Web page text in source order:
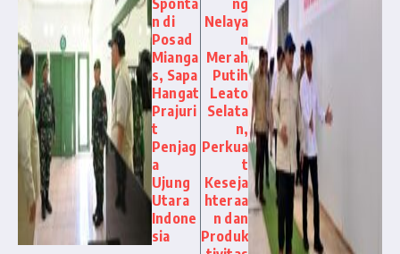
n di
Posad
Mianga
s, Sapa
Hangat
Prajuri
t
Penjag
a
Ujung
Utara
Indone
sia
Nelaya
n
Merah
Putih
Leato
Selata
n,
Perkua
t
Keseja
hteraa
n dan
Produk